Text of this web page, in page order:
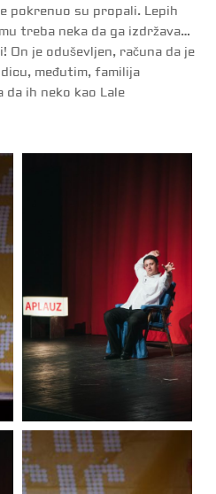
pokrenuo su propali. Lepih
treba neka da ga izdržava…
On je oduševljen, računa da je
međutim, familija
ih neko kao Lale